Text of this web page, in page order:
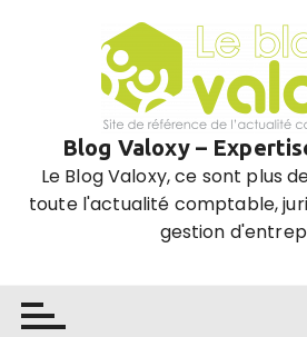
Blog Valoxy –
Le Blog Valoxy, ce sont plus
toute l'actualité comptable,
gestion